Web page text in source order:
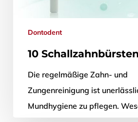
Dontodent
10
Die regelmäßige Zahn- und
Zungenreinigung ist
Mundhygiene zu pflegen.